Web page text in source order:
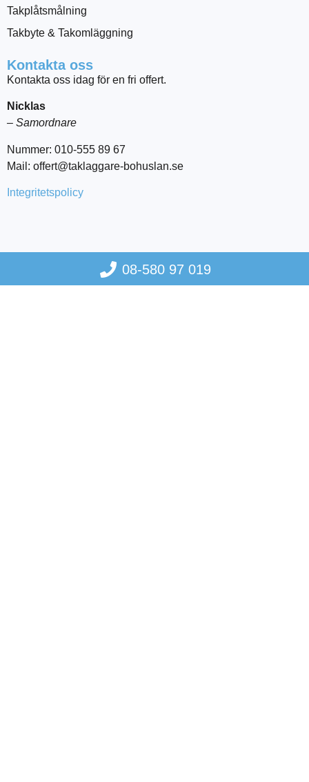
Takplåtsmålning
Takbyte & Takomläggning
Kontakta oss
Kontakta oss idag för en fri offert.
Nicklas
– Samordnare
Nummer: 010-555 89 67
Mail: offert@taklaggare-bohuslan.se
Integritetspolicy
08-580 97 019